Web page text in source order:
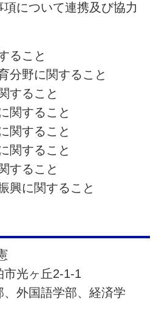
について連携及び協力
ること
分野に関すること
すること
関すること
関すること
関すること
すること
興に関すること
光ヶ丘2-1-1
外国語学部、経済学